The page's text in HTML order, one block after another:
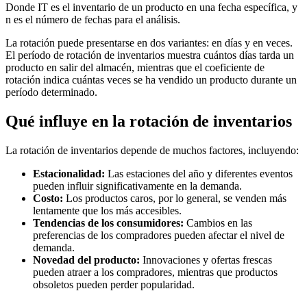
Donde IT es el inventario de un producto en una fecha específica, y
n es el número de fechas para el análisis.
La rotación puede presentarse en dos variantes: en días y en veces.
El período de rotación de inventarios muestra cuántos días tarda un
producto en salir del almacén, mientras que el coeficiente de
rotación indica cuántas veces se ha vendido un producto durante un
período determinado.
Qué influye en la rotación de inventarios
La rotación de inventarios depende de muchos factores, incluyendo:
Estacionalidad: Las estaciones del año y diferentes eventos
pueden influir significativamente en la demanda.
Costo: Los productos caros, por lo general, se venden más
lentamente que los más accesibles.
Tendencias de los consumidores: Cambios en las
preferencias de los compradores pueden afectar el nivel de
demanda.
Novedad del producto: Innovaciones y ofertas frescas
pueden atraer a los compradores, mientras que productos
obsoletos pueden perder popularidad.